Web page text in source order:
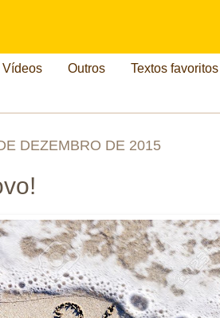
Vídeos Outros Textos favoritos
DEZEMBRO DE 2015